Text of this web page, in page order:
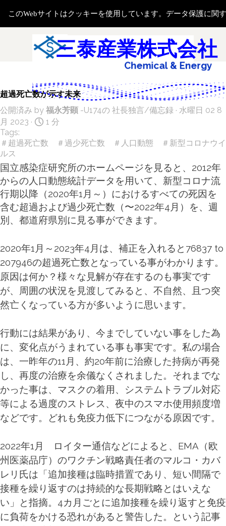
このWebサイトはクッキーを使用しています。データ保護に関
三泰産業株式会社
メニューをスキップ
検索
mical & Energy
Sale
超過死亡数が示す未来
公開済み by 福永芳顕 -U174の 社長独言/備忘録 · 水曜日 02 8
月 2023 ·
1 分
Tags:
＃超過死亡数 ＃過少死亡数 ＃人口動態 ＃新型コロナウイ
ルス
国立感染症研究所のホームページを見ると、2012年
からの人口動態統計データを用いて、新型コロナ流
行期以降（2020年1月～）におけるすべての死因を
含む超過および過少死亡数（〜2022年4月）を、週
別、都道府県別に見る事ができます。
2020年1月～2023年4月は、補正を入れると76837 to
207946の超過死亡数となっている事がわかります。
原因は何か？様々な見解が存在するのも事実です
が、周囲の状況を見渡してみると、不自然、且つ突
然亡くなっている方が多いように思います。
行動には結果があり、今までしていない事をした為
に、変化点がうまれている事も事実です。私の場合
は、一昨年の11月、約20年前に治療した持病が再発
し、再度の治療を余儀なくされました。それまでな
かった事は、マスクの着用、システムトラブル対応
等による過度のストレス、夜中のスマホ使用頻度増
などです。どれも免疫力低下につながる原因です。
2022年1月 ロイター通信などによると、EMA（欧
州医薬品庁）のワクチン戦略責任者のマルコ・カバ
レリ氏は「追加接種は臨時措置であり、短い間隔で
接種を繰り返すのは持続的な長期戦略とはいえな
い」と指摘。4カ月ごとに追加接種を繰り返すと免疫
に負荷をかける恐れがあると警告した。という記事